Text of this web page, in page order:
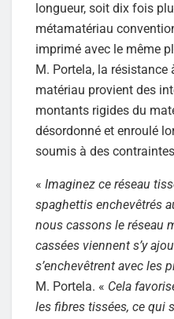
longueur, soit dix fois
métamatériau
imprimé avec le même
M. Portela, la résistance
matériau provient des
montants rigides du
désordonné et enroulé
soumis à des
« Imaginez ce réseau
spaghettis enchevêtrés
nous cassons le réseau
cassées viennent s’y
s’enchevêtrent avec les
M. Portela. « Cela
les fibres tissées, ce qui